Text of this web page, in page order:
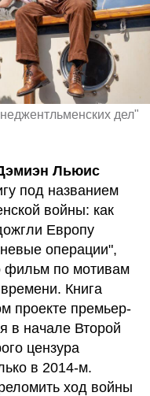
Льюис
под названием
войны: как
Европу
операции",
фильм по мотивам
Книга
проекте премьер-
в начале Второй
цензура
в 2014-м.
ход войны